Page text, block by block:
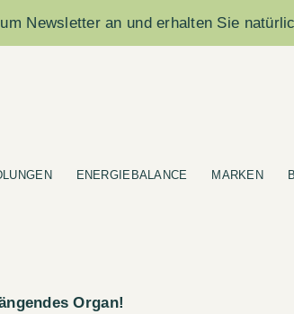
Newsletter an und erhalten Sie
ENERGIEBALANCE MARKEN
Organ!